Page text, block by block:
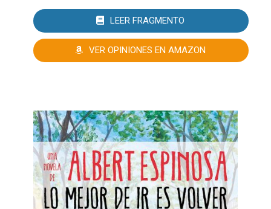
LEER FRAGMENTO
VER OPINIONES EN AMAZON